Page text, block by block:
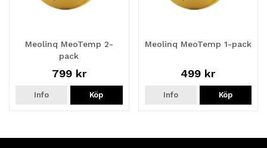
Meolinq MeoTemp 2-
pack
799 kr
Info Köp
Meolinq MeoTemp 1-pack
499 kr
Info Köp